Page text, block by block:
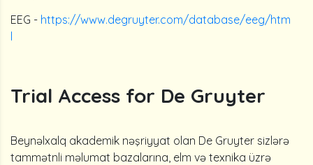
EEG - https://www.degruyter.com/database/eeg/htm
l
Trial Access for De Gruyter
Beynəlxalq akademik nəşriyyat olan De Gruyter sizlərə
tammətnli məlumat bazalarına, elm və texnika üzrə